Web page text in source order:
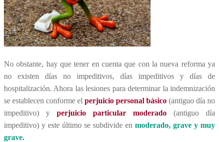
No obstante, hay que tener en cuenta que con la nueva reforma ya
no existen días no impeditivos, días impeditivos y días de
hospitalización. Ahora las lesiones para determinar la indemnización
se establecen conforme el perjuicio personal básico (antiguo día no
impeditivo) y perjuicio particular moderado (antiguo día
impeditivo) y este último se subdivide en moderado, grave y muy
grave.